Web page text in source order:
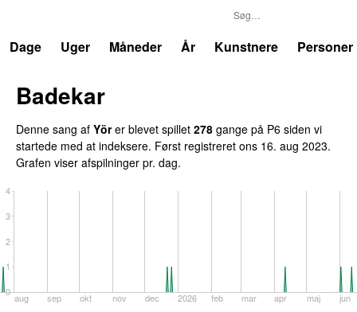
Dage
Uger Måneder År Kunstnere Personer
Badekar
Denne sang af Yörer blevet spillet 278 gange på P6 siden vi
startede med at indeksere. Først registreret ons 16. aug 2023.
Grafen viser afspilninger pr. dag.
aug sep okt nov dec 2026 feb mar apr maj jun
0
1
2
3
4